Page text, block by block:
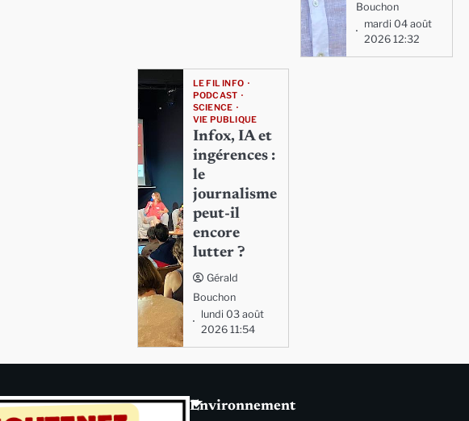
Bouchon
mardi 04 août
2026 12:32
LE FIL INFO
PODCAST
SCIENCE
VIE PUBLIQUE
Infox, IA et
ingérences :
le
journalisme
peut-il
encore
lutter ?
Gérald
Bouchon
lundi 03 août
2026 11:54
Environnement